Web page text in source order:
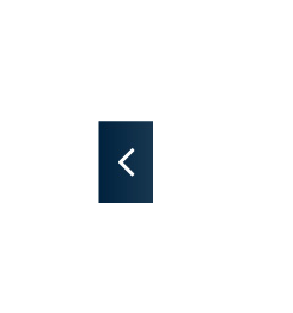
Anterior